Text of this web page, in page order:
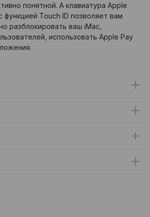
понятной. А клавиатура Apple
функцией Touch ID позволяет вам
разблокировать ваш iMac,
использовать Apple Pay